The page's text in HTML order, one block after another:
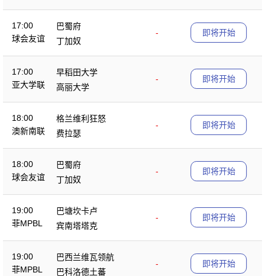
17:00
球会友谊
巴蜀府
-
丁加奴
即将开始
17:00
亚大学联
早稻田大学
-
高丽大学
即将开始
18:00
澳新南联
格兰维利狂怒
-
费拉瑟
即将开始
18:00
球会友谊
巴蜀府
-
丁加奴
即将开始
19:00
菲MPBL
巴塘坎卡卢
-
宾南塔塔克
即将开始
19:00
菲MPBL
巴西兰维瓦领航
-
巴科洛德土蕃
即将开始